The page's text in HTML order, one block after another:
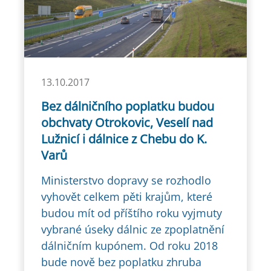
13.10.2017
Bez dálničního poplatku budou
obchvaty Otrokovic, Veselí nad
Lužnicí i dálnice z Chebu do K.
Varů
Ministerstvo dopravy se rozhodlo
vyhovět celkem pěti krajům, které
budou mít od příštího roku vyjmuty
vybrané úseky dálnic ze zpoplatnění
dálničním kupónem. Od roku 2018
bude nově bez poplatku zhruba